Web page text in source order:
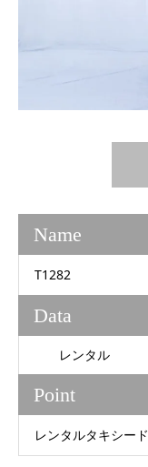
Name
T1282
Data
レンタル
Point
レンタルタキシード